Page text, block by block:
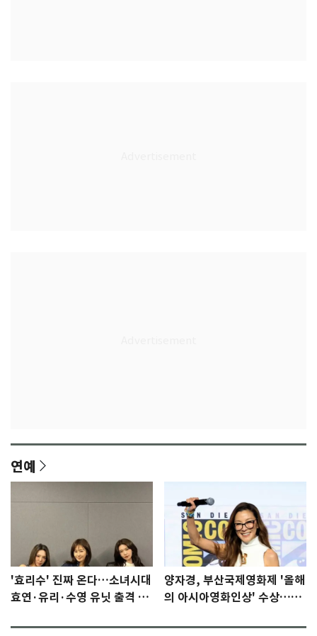
연예
'효리수' 진짜 온다…소녀시대
효연·유리·수영 유닛 출격 [N
양자경, 부산국제영화제 '올해
의 아시아영화인상' 수상…15